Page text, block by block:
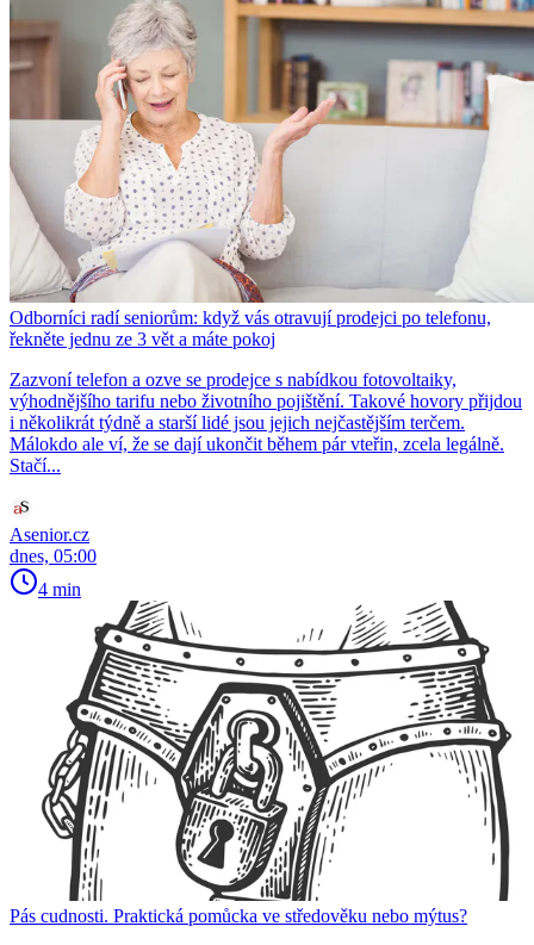
Odborníci radí seniorům: když vás otravují prodejci po telefonu,
řekněte jednu ze 3 vět a máte pokoj
Zazvoní telefon a ozve se prodejce s nabídkou fotovoltaiky,
výhodnějšího tarifu nebo životního pojištění. Takové hovory přijdou
i několikrát týdně a starší lidé jsou jejich nejčastějším terčem.
Málokdo ale ví, že se dají ukončit během pár vteřin, zcela legálně.
Stačí...
Asenior.cz
dnes, 05:00
4 min
Pás cudnosti. Praktická pomůcka ve středověku nebo mýtus?